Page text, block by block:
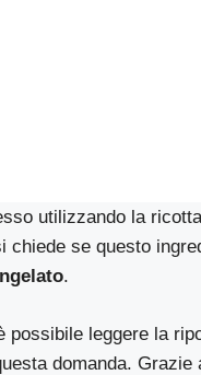
utilizzando la
chiede se questo
.
possibile leggere la
domanda. Grazie